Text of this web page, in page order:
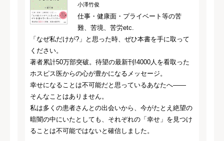
小澤竹俊
仕事・健康面・プライベート等の苦
難、苦境、苦労etc.
「なぜ私だけが?」と思った時、ぜひ本書を手に取って
ください。
著者累計50万部突破。待望の最新刊!4000人を看取った
ホスピス医からの心が豊かになるメッセージ。
幸せになることは不可能だと思っているあなたへ――
そんなことはありません。
私は多くの患者さんとの出会いから、今がたとえ絶望の
暗闇の中にいたとしても、それぞれの「幸せ」を見つけ
ることは不可能ではないと確信しました。